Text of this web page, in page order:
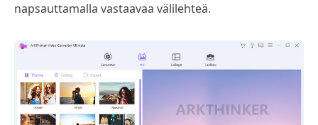
napsauttamalla vastaavaa välilehteä.